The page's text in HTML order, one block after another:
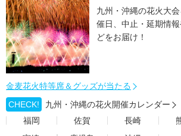
九州・沖縄の花火大
催日、中止・延期情
どをお届け！
金麦花火特等席＆グッズが当たる
CHECK!
九州・沖縄の花火開催カレンダー
福岡
佐賀 長崎